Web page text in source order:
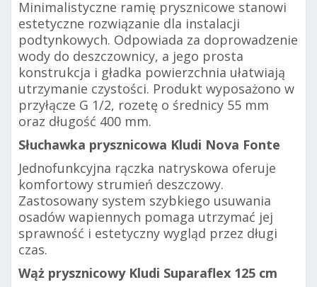
Minimalistyczne ramię prysznicowe stanowi
estetyczne rozwiązanie dla instalacji
podtynkowych. Odpowiada za doprowadzenie
wody do deszczownicy, a jego prosta
konstrukcja i gładka powierzchnia ułatwiają
utrzymanie czystości. Produkt wyposażono w
przyłącze G 1/2, rozetę o średnicy 55 mm
oraz długość 400 mm.
Słuchawka prysznicowa Kludi Nova Fonte
Jednofunkcyjna rączka natryskowa oferuje
komfortowy strumień deszczowy.
Zastosowany system szybkiego usuwania
osadów wapiennych pomaga utrzymać jej
sprawność i estetyczny wygląd przez długi
czas.
Wąż prysznicowy Kludi Suparaflex 125 cm